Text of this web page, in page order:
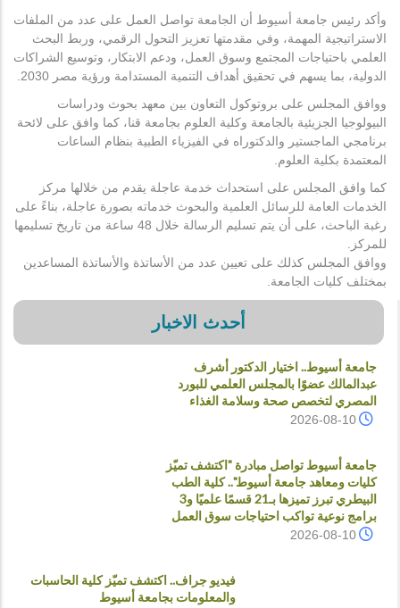
وأكد رئيس جامعة أسيوط أن الجامعة تواصل العمل على عدد من الملفات
الاستراتيجية المهمة، وفي مقدمتها تعزيز التحول الرقمي، وربط البحث
العلمي باحتياجات المجتمع وسوق العمل، ودعم الابتكار، وتوسيع الشراكات
الدولية، بما يسهم في تحقيق أهداف التنمية المستدامة ورؤية مصر 2030.
ووافق المجلس على بروتوكول التعاون بين معهد بحوث ودراسات
البيولوجيا الجزيئية بالجامعة وكلية العلوم بجامعة قنا، كما وافق على لائحة
برنامجي الماجستير والدكتوراه في الفيزياء الطبية بنظام الساعات
المعتمدة بكلية العلوم.
كما وافق المجلس على استحداث خدمة عاجلة يقدم من خلالها مركز
الخدمات العامة للرسائل العلمية والبحوث خدماته بصورة عاجلة، بناءً على
رغبة الباحث، على أن يتم تسليم الرسالة خلال 48 ساعة من تاريخ تسليمها
للمركز.
ووافق المجلس كذلك على تعيين عدد من الأساتذة والأساتذة المساعدين
بمختلف كليات الجامعة.
أحدث الاخبار
جامعة أسيوط.. اختيار الدكتور أشرف
عبدالمالك عضوًا بالمجلس العلمي للبورد
المصري لتخصص صحة وسلامة الغذاء
2026-08-10
جامعة أسيوط تواصل مبادرة "اكتشف تميّز
كليات ومعاهد جامعة أسيوط".. كلية الطب
البيطري تبرز تميزها بـ21 قسمًا علميًا و3
برامج نوعية تواكب احتياجات سوق العمل
2026-08-10
فيديو جراف.. اكتشف تميّز كلية الحاسبات
والمعلومات بجامعة أسيوط